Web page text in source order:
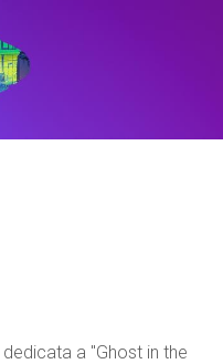
a "Ghost in the